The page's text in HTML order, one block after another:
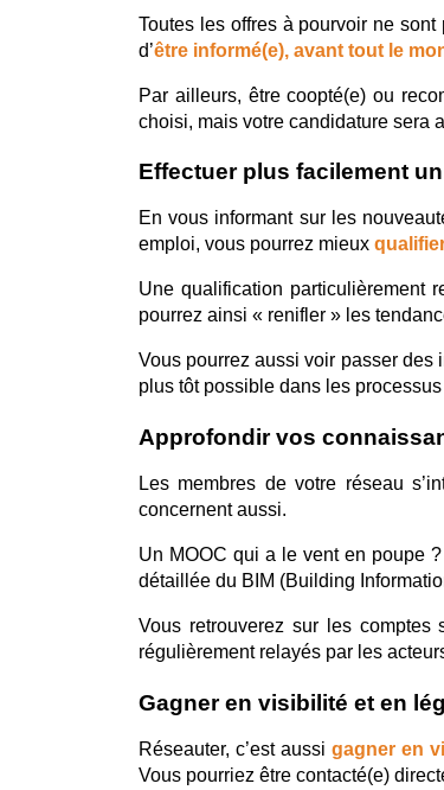
Toutes les offres à pourvoir ne
d’être informé(e), avant tout le
Par ailleurs, être coopté(e) ou
choisi, mais votre candidature sera
Effectuer plus facilement
En vous informant sur les
emploi, vous pourrez mieux
Une qualification particulièrement
pourrez ainsi « renifler » les
Vous pourrez aussi voir passer des
plus tôt possible dans les
Approfondir vos
Les membres de votre réseau
concernent aussi.
Un MOOC qui a le vent en poupe
détaillée du BIM (Building
Vous retrouverez sur les
régulièrement relayés par les
Gagner en visibilité et en
Réseauter, c’est aussi gagner en
Vous pourriez être contacté(e)